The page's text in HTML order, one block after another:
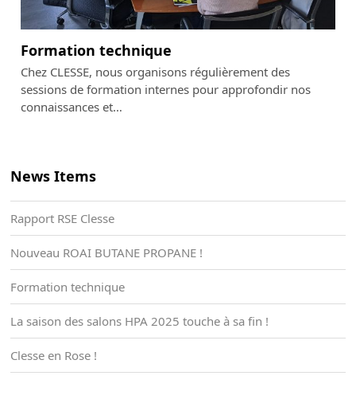
Formation technique
Chez CLESSE, nous organisons régulièrement des
sessions de formation internes pour approfondir nos
connaissances et…
News Items
Rapport RSE Clesse
Nouveau ROAI BUTANE PROPANE !
Formation technique
La saison des salons HPA 2025 touche à sa fin !
Clesse en Rose !